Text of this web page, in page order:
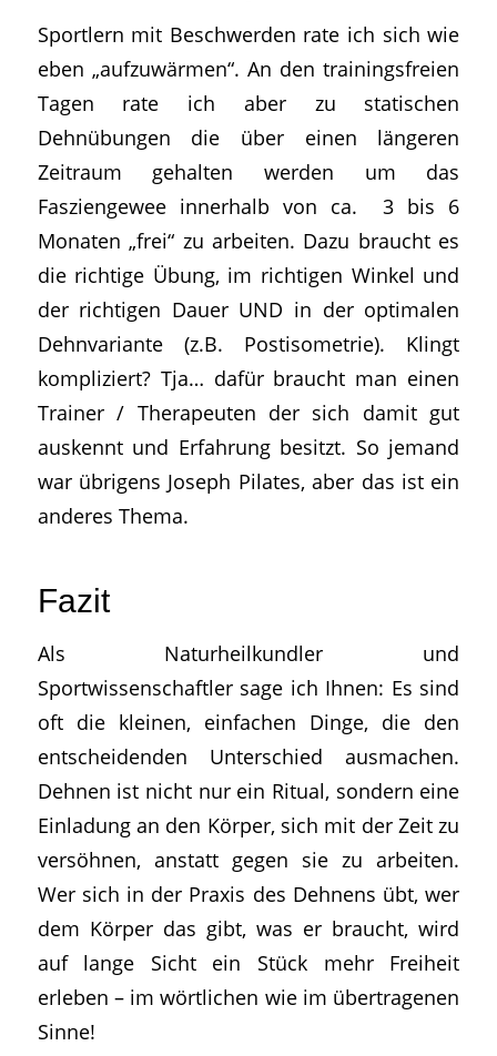
Sportlern mit Beschwerden rate ich sich wie
eben „aufzuwärmen“. An den trainingsfreien
Tagen rate ich aber zu statischen
Dehnübungen die über einen längeren
Zeitraum gehalten werden um das
Fasziengewee innerhalb von ca. 3 bis 6
Monaten „frei“ zu arbeiten. Dazu braucht es
die richtige Übung, im richtigen Winkel und
der richtigen Dauer UND in der optimalen
Dehnvariante (z.B. Postisometrie). Klingt
kompliziert? Tja… dafür braucht man einen
Trainer / Therapeuten der sich damit gut
auskennt und Erfahrung besitzt. So jemand
war übrigens Joseph Pilates, aber das ist ein
anderes Thema.
Fazit
Als Naturheilkundler und
Sportwissenschaftler sage ich Ihnen: Es sind
oft die kleinen, einfachen Dinge, die den
entscheidenden Unterschied ausmachen.
Dehnen ist nicht nur ein Ritual, sondern eine
Einladung an den Körper, sich mit der Zeit zu
versöhnen, anstatt gegen sie zu arbeiten.
Wer sich in der Praxis des Dehnens übt, wer
dem Körper das gibt, was er braucht, wird
auf lange Sicht ein Stück mehr Freiheit
erleben – im wörtlichen wie im übertragenen
Sinne!